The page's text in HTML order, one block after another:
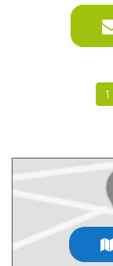
1